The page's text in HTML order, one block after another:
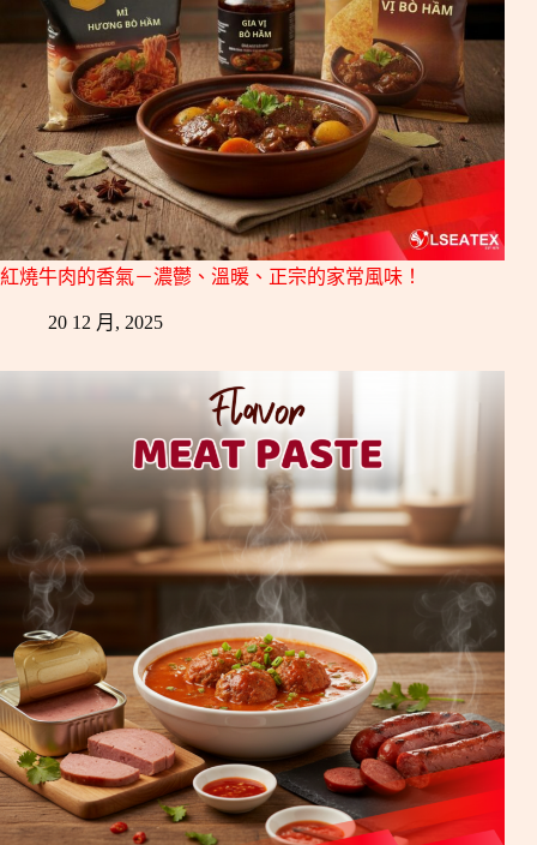
紅燒牛肉的香氣－濃鬱、溫暖、正宗的家常風味！
20 12 月, 2025